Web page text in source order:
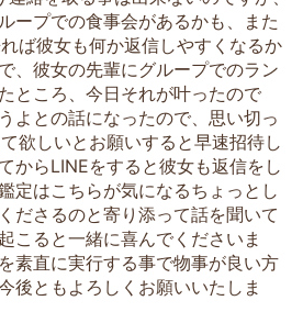
ープでの食事会があるかも、また
ば彼女も何か返信しやすくなるか
、彼女の先輩にグループでのラン
ところ、今日それが叶ったので
よとの話になったので、思い切っ
欲しいとお願いすると早速招待し
からLINEをすると彼女も返信をし
定はこちらが気になるちょっとし
ださるのと寄り添って話を聞いて
こると一緒に喜んでくださいま
素直に実行する事で物事が良い方
後ともよろしくお願いいたしま